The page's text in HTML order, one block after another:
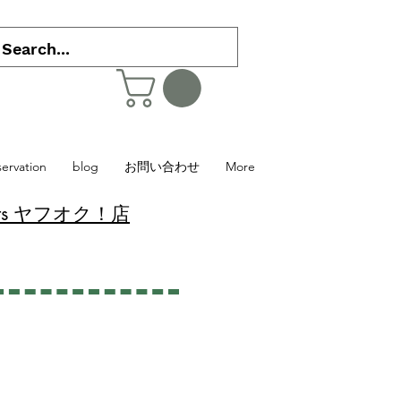
blog お問い合わせ More
ヤフオク！店